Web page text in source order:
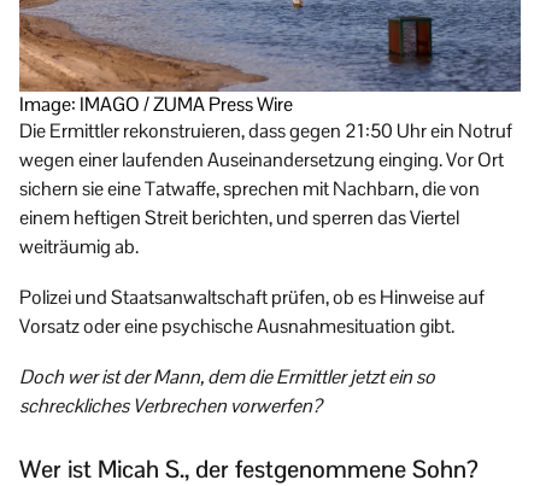
Image: IMAGO / ZUMA Press Wire
Die Ermittler rekonstruieren, dass gegen 21:50 Uhr ein Notruf
wegen einer laufenden Auseinandersetzung einging. Vor Ort
sichern sie eine Tatwaffe, sprechen mit Nachbarn, die von
einem heftigen Streit berichten, und sperren das Viertel
weiträumig ab.
Polizei und Staatsanwaltschaft prüfen, ob es Hinweise auf
Vorsatz oder eine psychische Ausnahmesituation gibt.
Doch wer ist der Mann, dem die Ermittler jetzt ein so
schreckliches Verbrechen vorwerfen?
Wer ist Micah S., der festgenommene Sohn?